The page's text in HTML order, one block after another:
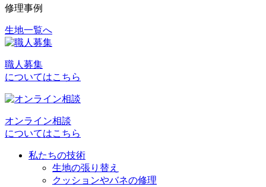
修理事例
投
ナ
ビ
ー
生地一覧へ
職人募集
についてはこちら
オンライン相談
についてはこちら
私たちの技術
生地の張り替え
クッションやバネの修理